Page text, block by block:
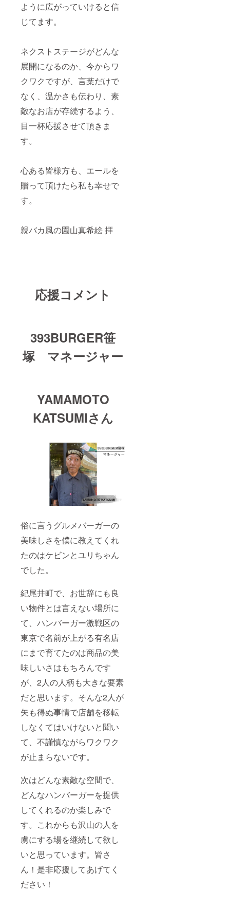
ように広がっていけると信
じてます。
ネクストステージがどんな
展開になるのか、今からワ
クワクですが、言葉だけで
なく、温かさも伝わり、素
敵なお店が存続するよう、
目一杯応援させて頂きま
す。
心ある皆様方も、エールを
贈って頂けたら私も幸せで
す。
親バカ風の園山真希絵 拝
応援コメント
393BURGER笹
塚 マネージャー
YAMAMOTO
KATSUMIさん
俗に言うグルメバーガーの
美味しさを僕に教えてくれ
たのはケビンとユリちゃん
でした。
紀尾井町で、お世辞にも良
い物件とは言えない場所に
て、ハンバーガー激戦区の
東京で名前が上がる有名店
にまで育てたのは商品の美
味しいさはもちろんです
が、2人の人柄も大きな要素
だと思います。そんな2人が
矢も得ぬ事情で店舗を移転
しなくてはいけないと聞い
て、不謹慎ながらワクワク
が止まらないです。
次はどんな素敵な空間で、
どんなハンバーガーを提供
してくれるのか楽しみで
す。これからも沢山の人を
虜にする場を継続して欲し
いと思っています。皆さ
ん！是非応援してあげてく
ださい！